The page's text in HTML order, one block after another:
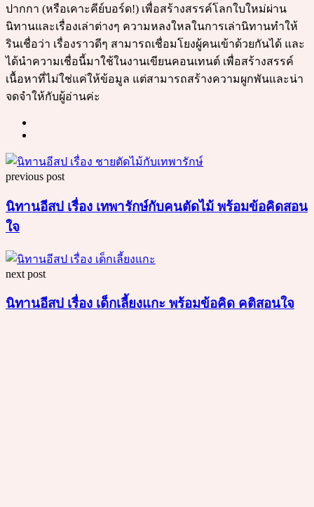
ปากกา (หรือเคาะคีย์บอร์ด!) เพื่อสร้างสรรค์โลกใบใหม่ผ่าน
นิทานและเรื่องเล่าต่างๆ ความหลงใหลในการเล่านิทานทำให้
รินเชื่อว่า เรื่องราวดีๆ สามารถเชื่อมโยงผู้คนเข้าด้วยกันได้ และ
ได้นำความเชื่อนี้มาใช้ในงานเขียนคอนเทนต์ เพื่อสร้างสรรค์
เนื้อหาที่ไม่ใช่แค่ให้ข้อมูล แต่สามารถสร้างความผูกพันและน่า
จดจำให้กับผู้อ่านค่ะ
Post
navigation
previous post
นิทานอีสป เรื่อง เทพารักษ์กับคนตัดไม้ พร้อมข้อคิดสอน
ใจ
next post
นิทานอีสป เรื่อง เด็กเลี้ยงแกะ พร้อมข้อคิด คติสอนใจ